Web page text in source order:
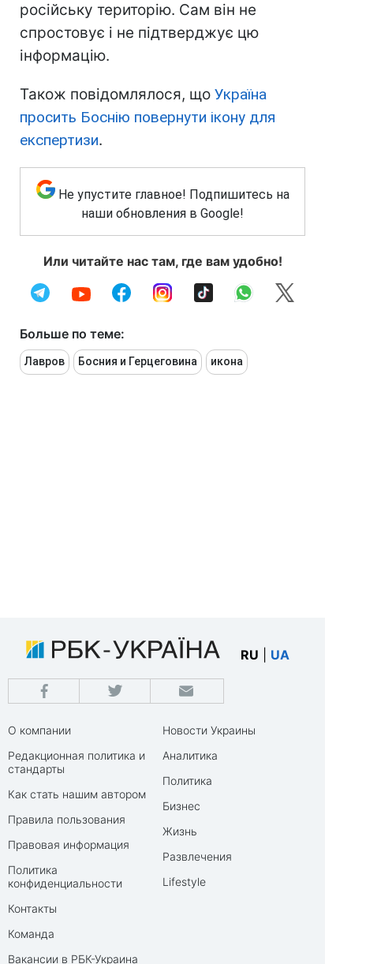
російську територію. Сам він не
спростовує і не підтверджує цю
інформацію.
Також повідомлялося, що Україна
просить Боснію повернути ікону для
експертизи.
Не упустите главное! Подпишитесь на
наши обновления в Google!
Или читайте нас там, где вам удобно!
Больше по теме:
Лавров Босния и Герцеговина икона
RU UA
О компании
Редакционная политика и
стандарты
Как стать нашим автором
Правила пользования
Правовая информация
Политика
конфиденциальности
Контакты
Команда
Вакансии в РБК-Украина
Новости Украины
Аналитика
Политика
Бизнес
Жизнь
Развлечения
Lifestyle